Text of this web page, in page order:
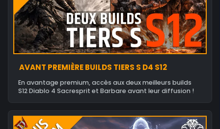
AVANT PREMIÈRE BUILDS TIERS S D4 S12
En avantage premium, accès aux deux meilleurs builds
S12 Diablo 4 Sacresprit et Barbare avant leur diffusion !